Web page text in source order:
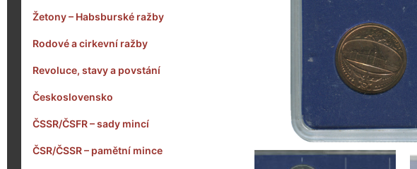
Žetony – Habsburské ražby
Rodové a cirkevní ražby
Revoluce, stavy a povstání
Československo
ČSSR/ČSFR – sady mincí
ČSR/ČSSR – pamětní mince